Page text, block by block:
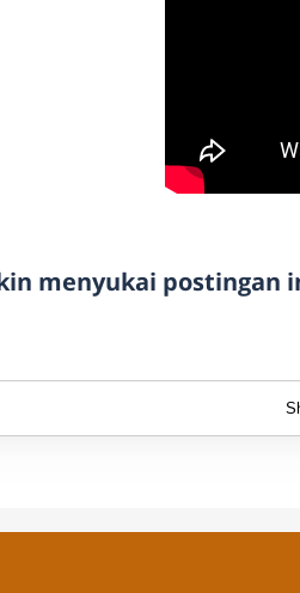
menyukai postingan